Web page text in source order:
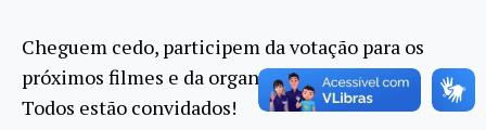
Cheguem cedo, participem da votação para os
próximos filmes e da organização do projeto.
Todos estão convidados!